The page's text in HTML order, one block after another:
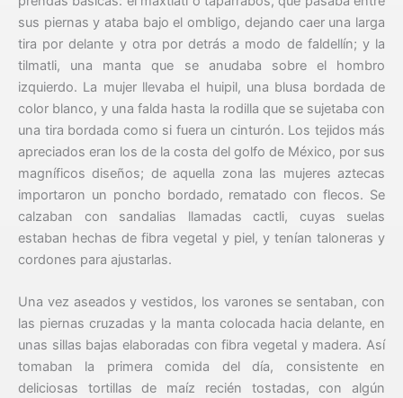
sus piernas y ataba bajo el ombligo, dejando caer una larga
tira por delante y otra por detrás a modo de faldellín; y la
tilmatli, una manta que se anudaba sobre el hombro
izquierdo. La mujer llevaba el huipil, una blusa bordada de
color blanco, y una falda hasta la rodilla que se sujetaba con
una tira bordada como si fuera un cinturón. Los tejidos más
apreciados eran los de la costa del golfo de México, por sus
magníficos diseños; de aquella zona las mujeres aztecas
importaron un poncho bordado, rematado con flecos. Se
calzaban con sandalias llamadas cactli, cuyas suelas
estaban hechas de fibra vegetal y piel, y tenían taloneras y
cordones para ajustarlas.
Una vez aseados y vestidos, los varones se sentaban, con
las piernas cruzadas y la manta colocada hacia delante, en
unas sillas bajas elaboradas con fibra vegetal y madera. Así
tomaban la primera comida del día, consistente en
deliciosas tortillas de maíz recién tostadas, con algún